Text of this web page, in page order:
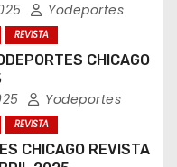
Yodeportes
REVISTA
CHICAGO
Yodeportes
REVISTA
CHICAGO REVISTA